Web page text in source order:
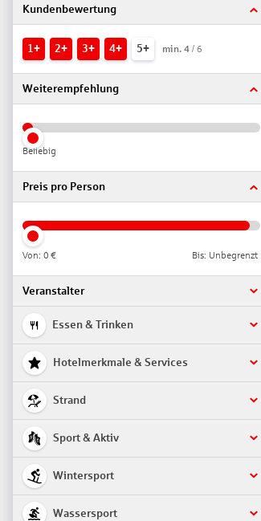
Kundenbewertung
1+ 2+ 3+ 4+ 5+ min. 4 / 6
Weiterempfehlung
Beliebig
Preis pro Person
Von: 0 € Bis: Unbegrenzt
Veranstalter
Essen & Trinken
Hotelmerkmale & Services
Strand
Sport & Aktiv
Wintersport
Wassersport